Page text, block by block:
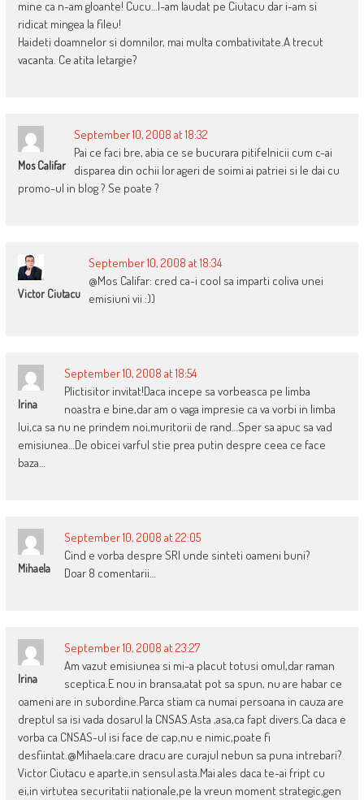
mine ca n-am gloante! Cucu…l-am laudat pe Ciutacu dar i-am si
ridicat mingea la fileu!
Haideti doamnelor si domnilor, mai multa combativitate.A trecut
vacanta. Ce atita letargie?
Mos Califar
September 10, 2008 at 18:32
Pai ce faci bre, abia ce se bucurara pitifelnicii cum c-ai
disparea din ochii lor ageri de soimi ai patriei si le dai cu
promo-ul in blog ? Se poate ?
Victor Ciutacu
September 10, 2008 at 18:34
@Mos Califar: cred ca-i cool sa imparti coliva unei
emisiuni vii :))
Irina
September 10, 2008 at 18:54
Plictisitor invitat!Daca incepe sa vorbeasca pe limba
noastra e bine,dar am o vaga impresie ca va vorbi in limba
lui,ca sa nu ne prindem noi,muritorii de rand…Sper sa apuc sa vad
emisiunea…De obicei varful stie prea putin despre ceea ce face
baza…
Mihaela
September 10, 2008 at 22:05
Cind e vorba despre SRI unde sinteti oameni buni?
Doar 8 comentarii…
Irina
September 10, 2008 at 23:27
Am vazut emisiunea si mi-a placut totusi omul,dar raman
sceptica.E nou in bransa,atat pot sa spun, nu are habar ce
oameni are in subordine.Parca stiam ca numai persoana in cauza are
dreptul sa isi vada dosarul la CNSAS.Asta ,asa,ca fapt divers.Ca daca e
vorba ca CNSAS-ul isi face de cap,nu e nimic,poate fi
desfiintat.@Mihaela:care dracu are curajul nebun sa puna intrebari?
Victor Ciutacu e aparte,in sensul asta.Mai ales daca te-ai fript cu
ei,in virtutea securitatii nationale,pe la vreun moment strategic,gen